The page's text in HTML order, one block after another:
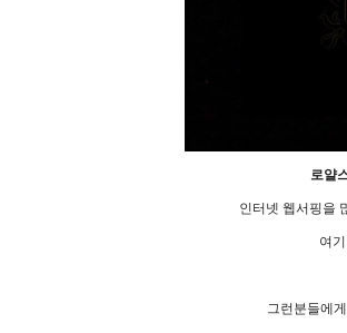
로얄
인터넷 웹서핑을
여
그런분들에